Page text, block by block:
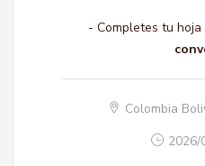
- Completes tu hoja
Colombia
2026/